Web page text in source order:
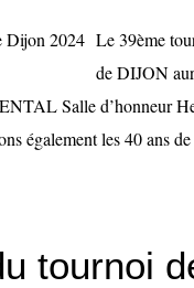
Le 39ème
de DIJON
Salle d’honneur
également les 40 ans
tournoi